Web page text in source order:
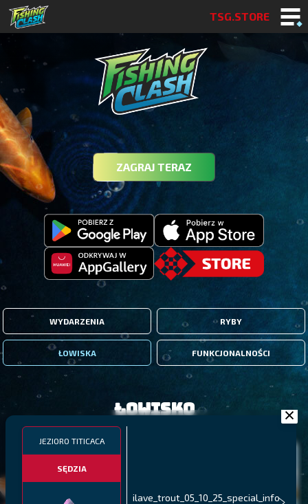
TSG.STORE
ZAGRAJ TERAZ
WYDARZENIA RYBY
ŁOWISKA FUNKCJONALNOŚCI
JEZIORO TITICACA
SĘDZIA
ilave_trout_05_10_25_special_info
Łowisko